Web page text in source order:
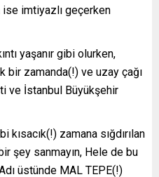
ise imtiyazlı geçerken
yaşanır gibi olurken,
bir zamanda(!) ve uzay çağı
ve İstanbul Büyükşehir
kısacık(!) zamana sığdırılan
şey sanmayın, Hele de bu
üstünde MAL TEPE(!)